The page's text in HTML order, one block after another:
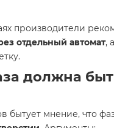
производители
отдельный автомат,
должна
бытует мнение, что